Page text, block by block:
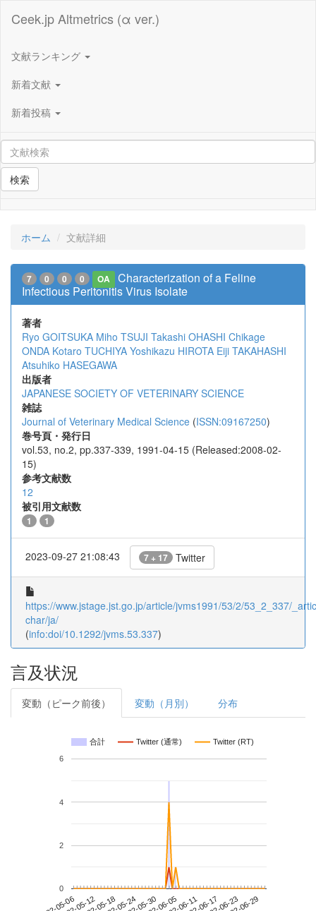
Ceek.jp Altmetrics (α ver.)
文献ランキング
新着文献
新着投稿
検索
ホーム 文献詳細
7 0 0 0 OA
Characterization of a Feline
Infectious Peritonitis Virus Isolate
著者
Ryo GOITSUKA Miho TSUJI Takashi OHASHI Chikage
ONDA Kotaro TUCHIYA Yoshikazu HIROTA Eiji TAKAHASHI
Atsuhiko HASEGAWA
出版者
JAPANESE SOCIETY OF VETERINARY SCIENCE
雑誌
Journal of Veterinary Medical Science (ISSN:09167250)
巻号頁・発行日
vol.53, no.2, pp.337-339, 1991-04-15 (Released:2008-02-
15)
参考文献数
12
被引用文献数
1 1
2023-09-27 21:08:43 7 + 17 Twitter
https://www.jstage.jst.go.jp/article/jvms1991/53/2/53_2_337/
char/ja/
(info:doi/10.1292/jvms.53.337)
言及状況
変動（ピーク前後） 変動（月別） 分布
合計 Twitter (通常) Twitter (RT)
0
2
4
6